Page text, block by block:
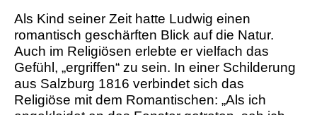
Als Kind seiner Zeit hatte Ludwig einen
romantisch geschärften Blick auf die Natur.
Auch im Religiösen erlebte er vielfach das
Gefühl, „ergriffen“ zu sein. In einer Schilderung
aus Salzburg 1816 verbindet sich das
Religiöse mit dem Romantischen: „Als ich